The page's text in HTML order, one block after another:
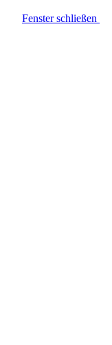
Fenster schließen